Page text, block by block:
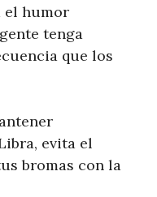
el humor
tenga
que los
evita el
bromas con la